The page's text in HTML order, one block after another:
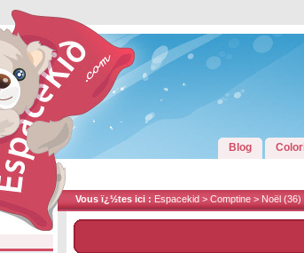
Blog
Vous ï¿½tes ici : Espacekid > Comptine > Noël (36)